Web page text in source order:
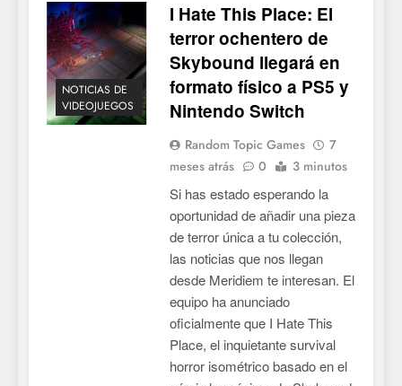
NOTICIAS DE
VIDEOJUEGOS
I Hate This Place: El
terror ochentero de
Skybound llegará en
formato físico a PS5 y
Nintendo Switch
Random Topic Games
7
meses atrás
0 3 minutos
Si has estado esperando la
oportunidad de añadir una pieza
de terror única a tu colección,
las noticias que nos llegan
desde Meridiem te interesan. El
equipo ha anunciado
oficialmente que I Hate This
Place, el inquietante survival
horror isométrico basado en el
para PC y móviles
NOTICIAS DE VIDEOJUEGOS
6
Onimusha: Way of the Sword
ya tiene fecha: Capcom
reservas
NOTICIAS DE VIDEOJUEGOS
No Rest for the Wicked
confirma su versión 1.0 para
octubre en PS5 y PC
NOTICIAS DE VIDEOJUEGOS
Stuntman: Hollywood
devuelve el espectáculo de
la conducción acrobática a
NOTICIAS DE VIDEOJUEGOS